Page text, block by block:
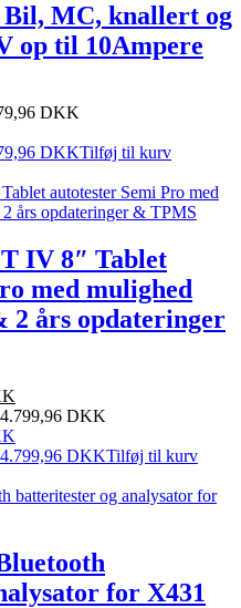
MC, knallert og
op til 10Ampere
DKK
DKK.
DKKTilføj til kurv
IV 8″ Tablet
med mulighed
2 års opdateringer
aktuelle
er:
4.799,96 DKK
aktuelle
er:
4.799,96 DKKTilføj til kurv
for X431